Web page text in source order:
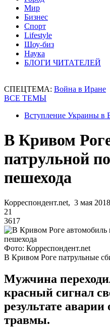
Мир
Бизнес
Спорт
Lifestyle
Шоу-биз
Наука
БЛОГИ ЧИТАТЕЛЕЙ
СПЕЦТЕМА: Война в Иране
ВСЕ ТЕМЫ
Вступление Украины в
В Кривом
патрульной
пешехода
Корреспондент.net, 3 мая
21
3617
Фото: Корреспондент.net
В Кривом Роге патрульные
Мужчина
красный сигнал
результате
травмы.